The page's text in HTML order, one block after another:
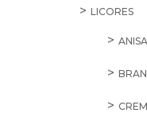
LICORES